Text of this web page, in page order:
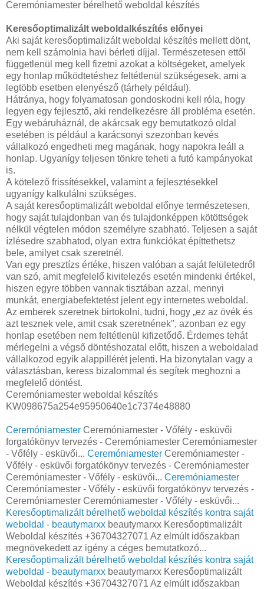
Ceremóniamester bérelhető weboldal készítés
Keresőoptimalizált weboldalkészítés előnyei
Aki saját keresőoptimalizált weboldal készítés mellett dönt,
nem kell számolnia havi bérleti díjjal. Természetesen ettől
függetlenül meg kell fizetni azokat a költségeket, amelyek
egy honlap működtetéshez feltétlenül szükségesek, ami a
legtöbb esetben elenyésző (tárhely például).
Hátránya, hogy folyamatosan gondoskodni kell róla, hogy
legyen egy fejlesztő, aki rendelkezésre áll probléma esetén.
Egy webáruháznál, de akárcsak egy bemutatkozó oldal
esetében is például a karácsonyi szezonban kevés
vállalkozó engedheti meg magának, hogy napokra leáll a
honlap. Ugyanígy teljesen tönkre teheti a futó kampányokat
is.
A kötelező frissítésekkel, valamint a fejlesztésekkel
ugyanígy kalkulálni szükséges.
A saját keresőoptimalizált weboldal előnye természetesen,
hogy saját tulajdonban van és tulajdonképpen kötöttségek
nélkül végtelen módon személyre szabható. Teljesen a saját
ízlésedre szabhatod, olyan extra funkciókat építtethetsz
bele, amilyet csak szeretnél.
Van egy presztízs értéke, hiszen valóban a saját felületedről
van szó, amit megfelelő kivitelezés esetén mindenki értékel,
hiszen egyre többen vannak tisztában azzal, mennyi
munkát, energiabefektetést jelent egy internetes weboldal.
Az emberek szeretnek birtokolni, tudni, hogy „ez az övék és
azt tesznek vele, amit csak szeretnének", azonban ez egy
honlap esetében nem feltétlenül kifizetődő. Érdemes tehát
mérlegelni a végső döntéshozatal előtt, hiszen a weboldalad
vállalkozod egyik alappillérét jelenti. Ha bizonytalan vagy a
választásban, keress bizalommal és segítek meghozni a
megfelelő döntést.
Ceremóniamester weboldal készítés
KW098675a254e95950640e1c7374e48880
Ceremóniamester Ceremóniamester - Vőfély - esküvői
forgatókönyv tervezés - Ceremóniamester Ceremóniamester
- Vőfély - esküvői... Ceremóniamester Ceremóniamester -
Vőfély - esküvői forgatókönyv tervezés - Ceremóniamester
Ceremóniamester - Vőfély - esküvői... Ceremóniamester
Ceremóniamester - Vőfély - esküvői forgatókönyv tervezés -
Ceremóniamester Ceremóniamester - Vőfély - esküvői...
Keresőoptimalizált bérelhető weboldal készítés kontra saját
weboldal - beautymarxx beautymarxx Keresőoptimalizált
Weboldal készítés +36704327071 Az elmúlt időszakban
megnövekedett az igény a céges bemutatkozó...
Keresőoptimalizált bérelhető weboldal készítés kontra saját
weboldal - beautymarxx beautymarxx Keresőoptimalizált
Weboldal készítés +36704327071 Az elmúlt időszakban